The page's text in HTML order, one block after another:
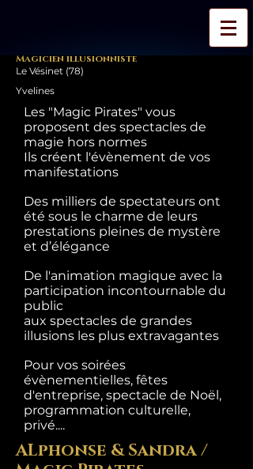
Magicien illusionniste
Le Vésinet (78)
Yvelines
Les "Magic Pirates" vous
proposent des spectacles de
magie hors normes
Ils créent l'évènement de vos
manifestations
Des milliers de spectateurs ont
été sous le charme de leurs
prestations pleines de mystère
et d’élégance
De l'animation magique avec la
participation incontournable du
public
aux spectacles de grandes
illusions les plus extravagantes
Pour vos soirées
évènementielles, fêtes
d'entreprise, spectacle de Noël,
programmation culturelle,
privé....
ALphonse & Sandra /